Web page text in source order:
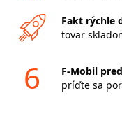
Fakt rýchle
tovar
6
F-Mobil
príďte sa